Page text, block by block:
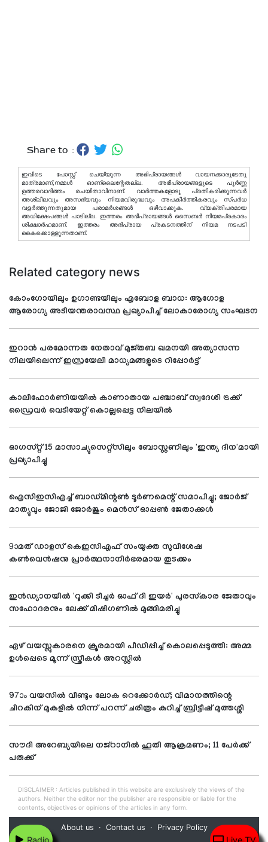
Radio Live TV
Share to :
ഇവിടെ പോസ്റ്റ് ചെയ്യുന്ന അഭിപ്രായങ്ങള്‍ വായനക്കാരുടേതു
മാത്രമാണ്,നമ്മൾ ഓണ്ലൈന്റേതല്ല. അഭിപ്രായങ്ങളുടെ പൂർണ്ണ
ഉത്തരവാദിത്തം രചയിതാവിനാണ്. വാര്‍ത്തകളോടു പ്രതികരിക്കുന്നവര്‍
അശ്ലീലവും അസഭ്യവും നിയമവിരുദ്ധവും അപകീര്‍ത്തികരവും സ്പര്‍ധ
വളര്‍ത്തുന്നതുമായ പരാമര്‍ശങ്ങള്‍ ഒഴിവാക്കുക. വ്യക്തിപരമായ
അധിക്ഷേപങ്ങള്‍ പാടില്ല. ഇത്തരം അഭിപ്രായങ്ങള്‍ സൈബര്‍ നിയമപ്രകാരം
ശിക്ഷാര്‍ഹമാണ്. ഇത്തരം അഭിപ്രായ പ്രകടനത്തിന് നിയമ നടപടി
കൈക്കൊള്ളുന്നതാണ്.
Related category news
കോംഗോയിലും ഉഗാണ്ടയിലും എബോള ബാധ: ആഗോള
ആരോഗ്യ അടിയന്തരാവസ്ഥ പ്രഖ്യാപിച്ച് ലോകാരോഗ്യ സംഘടന
ഇറാന്‍ പരമോന്നത നേതാവ് മുജ്തബ ഖമനയി അത്യാസന്ന
നിലയിലെന്ന് ഇസ്രയേലി മാധ്യമങ്ങളുടെ റിപ്പോര്‍ട്ട്
കാലിഫോര്‍ണിയയില്‍ കാണാതായ പഞ്ചാബ് സ്വദേശി ട്രക്ക്
ഡ്രൈവര്‍ വെടിയേറ്റ് കൊല്ലപ്പെട്ട നിലയില്‍
ഓഗസ്റ്റ് 15 മാസാച്യുസെറ്റ്സിലും ബോസ്റ്റണിലും 'ഇന്ത്യ ദിന'മായി
പ്രഖ്യാപിച്ചു
ഐസിഇസിഎച്ച് ബാഡ്മിന്റണ്‍ ടൂര്‍ണമെന്റ് സമാപിച്ചു; ജോര്‍ജ്
മാത്യുവും ജോജി ജോര്‍ജും മെന്‍സ് ഓപ്പണ്‍ ജേതാക്കള്‍
9ാമത് ഡാളസ് കെഇസിഎഫ് സംയുക്ത സുവിശേഷ
കണ്‍വെന്‍ഷനു പ്രാര്‍ത്ഥനാനിര്‍ഭരമായ തുടക്കം
ഇന്‍ഡ്യാനയില്‍ 'റൂക്കി ടീച്ചര്‍ ഓഫ് ദി ഇയര്‍' പുരസ്‌കാര ജേതാവും
സഹോദരനും ലേക്ക് മിഷിഗണില്‍ മുങ്ങിമരിച്ചു
ഏഴ് വയസ്സുകാരനെ ക്രൂരമായി പീഡിപ്പിച്ച് കൊലപ്പെടുത്തി: അമ്മ
ഉള്‍പ്പെടെ മൂന്ന് സ്ത്രീകള്‍ അറസ്റ്റില്‍
97ാം വയസില്‍ വീണ്ടും ലോക റെക്കോര്‍ഡ്; വിമാനത്തിന്റെ
ചിറകിന് മുകളില്‍ നിന്ന് പറന്ന് ചരിത്രം കുറിച്ച് ബ്രിട്ടീഷ് മുത്തശ്ശി
സൗദി അറേബ്യയിലെ നജ്റാനില്‍ ഹൂതി ആക്രമണം; 11 പേര്‍ക്ക്
പരുക്ക്
DISCLAIMER : Articles published in this website are exclusively the views of the
authors. Neither the editor nor the publisher are responsible or liable for the
contents, objectives or opinions of the articles in any form.
About us Contact us Privacy Policy